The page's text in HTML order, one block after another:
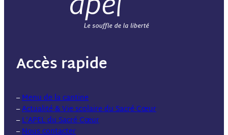
Accès rapide
–Menu de la cantine
–Actualité & Vie scolaire du Sacré Cœur
–L’APEL du Sacré Cœur
–Nous contacter